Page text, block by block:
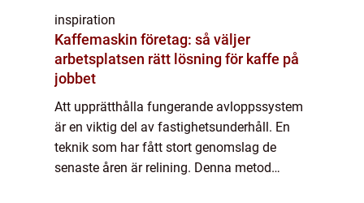
inspiration
Kaffemaskin företag: så väljer
arbetsplatsen rätt lösning för kaffe på
jobbet
Att upprätthålla fungerande avloppssystem
är en viktig del av fastighetsunderhåll. En
teknik som har fått stort genomslag de
senaste åren är relining. Denna metod